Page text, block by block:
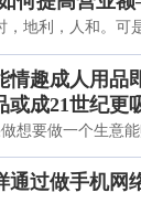
业。但是细心的
钱并不是一件容
赚钱经验和充
地利，人和。可
以让我店面的生意
的。相比而言，我
情趣成人用品
或成21世纪更
想要做一个生意能
西的代理的。大
来越多的进入到
通过做手机网